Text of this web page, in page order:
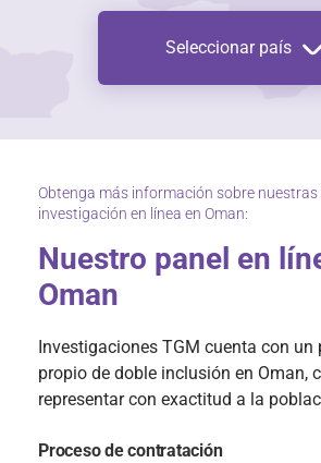
Seleccionar país
Obtenga más información sobre
investigación en línea en Oman:
Nuestro panel en
Oman
Investigaciones TGM cuenta con un
propio de doble inclusión en Oman,
representar con exactitud a la
Proceso de contratación